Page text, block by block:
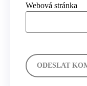
Webová stránka